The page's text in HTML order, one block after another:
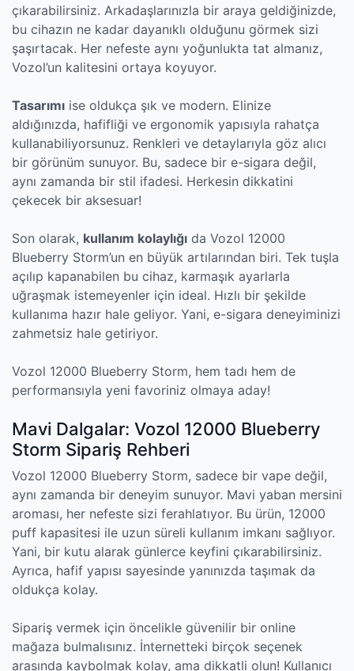
çıkarabilirsiniz. Arkadaşlarınızla bir araya geldiğinizde,
bu cihazın ne kadar dayanıklı olduğunu görmek sizi
şaşırtacak. Her nefeste aynı yoğunlukta tat almanız,
Vozol’un kalitesini ortaya koyuyor.
Tasarımı ise oldukça şık ve modern. Elinize
aldığınızda, hafifliği ve ergonomik yapısıyla rahatça
kullanabiliyorsunuz. Renkleri ve detaylarıyla göz alıcı
bir görünüm sunuyor. Bu, sadece bir e-sigara değil,
aynı zamanda bir stil ifadesi. Herkesin dikkatini
çekecek bir aksesuar!
Son olarak, kullanım kolaylığı da Vozol 12000
Blueberry Storm’un en büyük artılarından biri. Tek tuşla
açılıp kapanabilen bu cihaz, karmaşık ayarlarla
uğraşmak istemeyenler için ideal. Hızlı bir şekilde
kullanıma hazır hale geliyor. Yani, e-sigara deneyiminizi
zahmetsiz hale getiriyor.
Vozol 12000 Blueberry Storm, hem tadı hem de
performansıyla yeni favoriniz olmaya aday!
Mavi Dalgalar: Vozol 12000 Blueberry
Storm Sipariş Rehberi
Vozol 12000 Blueberry Storm, sadece bir vape değil,
aynı zamanda bir deneyim sunuyor. Mavi yaban mersini
aroması, her nefeste sizi ferahlatıyor. Bu ürün, 12000
puff kapasitesi ile uzun süreli kullanım imkanı sağlıyor.
Yani, bir kutu alarak günlerce keyfini çıkarabilirsiniz.
Ayrıca, hafif yapısı sayesinde yanınızda taşımak da
oldukça kolay.
Sipariş vermek için öncelikle güvenilir bir online
mağaza bulmalısınız. İnternetteki birçok seçenek
arasında kaybolmak kolay, ama dikkatli olun! Kullanıcı